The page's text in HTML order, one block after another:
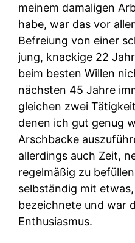
meinem damaligen
habe, war das vor
Befreiung von einer
jung, knackige 22
beim besten Willen
nächsten 45 Jahre
gleichen zwei
denen ich gut genug
Arschbacke
allerdings auch Zeit,
regelmäßig zu
selbständig mit
bezeichnete und war
Enthusiasmus.